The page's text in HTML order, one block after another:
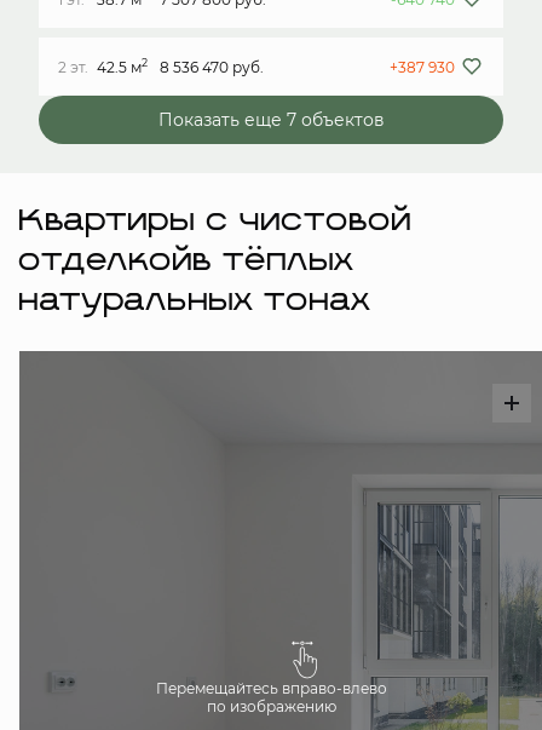
2 эт. 42.5 м2 8 536 470 руб. +387 930
Показать еще 7 объектов
Квартиры с чистовой
отделкойв тёплых
натуральных тонах
Перемещайтесь вправо-влево
по изображению